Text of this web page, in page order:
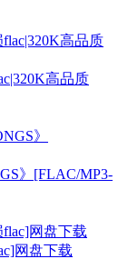
高品质
》[FLAC/MP3-
网盘下载